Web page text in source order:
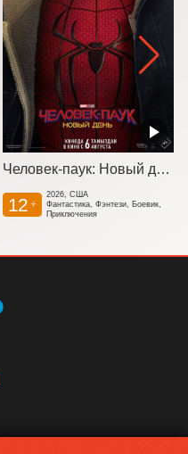
Человек-паук: Новый день
12 +
2026, США
Фантастика, Фэнтези, Боевик,
Приключения